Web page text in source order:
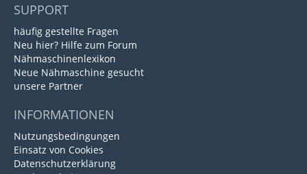
SUPPORT
häufig gestellte Fragen
Neu hier? Hilfe zum Forum
Nähmaschinenlexikon
Neue Nähmaschine gesucht
unsere Partner
INFORMATIONEN
Nutzungsbedingungen
Einsatz von Cookies
Datenschutzerklärung